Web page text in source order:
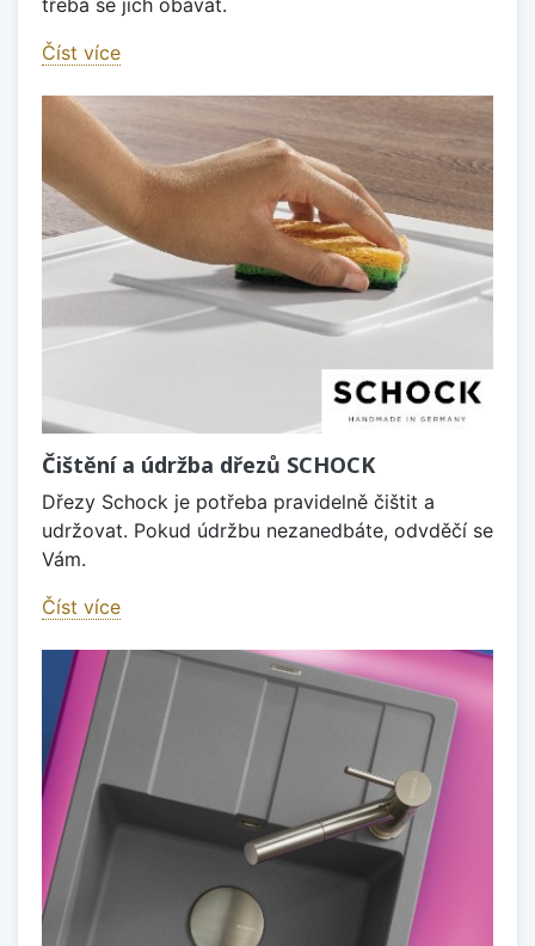
Číst více
Čištění a údržba dřezů SCHOCK
Dřezy Schock je potřeba pravidelně čištit a
udržovat. Pokud údržbu nezanedbáte, odvděčí se
Vám.
Číst více